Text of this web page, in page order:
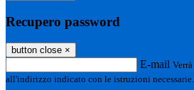
Recupero password
button close ×
E-mail
all'indirizzo indicato con le istruzioni necessarie.